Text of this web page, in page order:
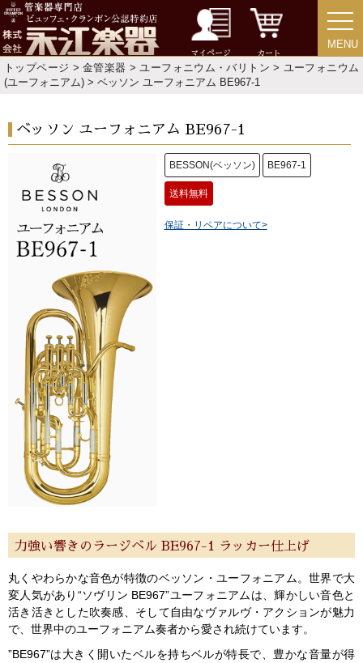
マイページ カート
MENU
MENU
トップページ >金管楽器 >ユーフォニウム・バリトン > ユーフォニウム
(ユーフォニアム) > ベッソン ユーフォニアム BE967-1
ベッソン ユーフォニアム BE967-1
BESSON(ベッソン) BE967-1
送料無料
保証・リペアについて>
力強い響きのラージベル BE967-1 ラッカー仕上げ
丸くやわらかな音色が特徴のベッソン・ユーフォニアム。世界で大
変人気があり“ソヴリン BE967”ユーフォニアムは、輝かしい音色と
活き活きとした吹奏感、そして自由なヴァルヴ・アクションが魅力
で、世界中のユーフォニアム奏者から愛され続けています。
”BE967”は大きく開いたベルを持ちベルが特長で、豊かな音量が得